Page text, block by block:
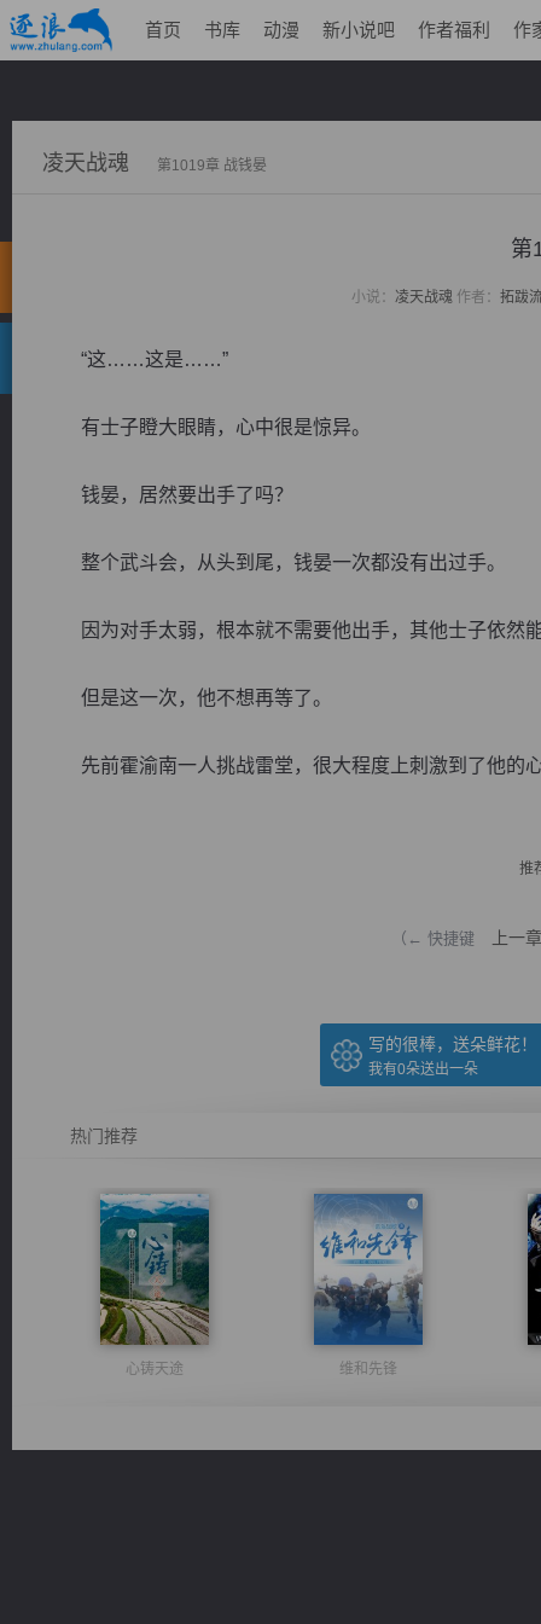
首页 书库 动漫 新小说吧 作者福利 作
凌天战魂 第1019章 战钱晏
第
小说： 凌天战魂作者： 拓跋
“这……这是……”
有士子瞪大眼睛，心中很是惊异。
钱晏，居然要出手了吗？
整个武斗会，从头到尾，钱晏一次都没有出过手。
因为对手太弱，根本就不需要他出手，其他士子依然
但是这一次，他不想再等了。
先前霍渝南一人挑战雷堂，很大程度上刺激到了他的
推
（← 快捷键 上一章
写的很棒，送朵鲜花！
我有0朵送出一朵
热门推荐
心铸天途 维和先锋